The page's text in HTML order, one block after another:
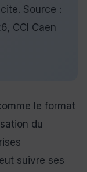
Source :
CCI Caen
le format
du
suivre ses